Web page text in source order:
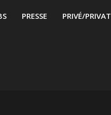
PRESSE PRIVÉ/PRIVAT